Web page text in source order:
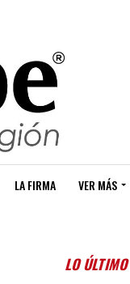
LA FIRMA VER MÁS
LO ÚLTIMO